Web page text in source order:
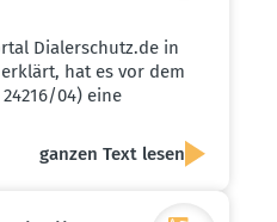
Dialerschutz.de in
hat es vor dem
24216/04) eine
ganzen Text lesen